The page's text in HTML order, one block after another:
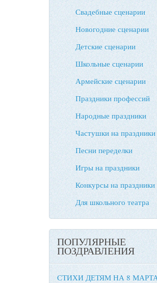
Свадебные сценарии
Новогодние сценарии
Детские сценарии
Школьные сценарии
Армейские сценарии
Праздники профессий
Народные праздники
Частушки на праздники
Песни переделки
Игры на праздники
Конкурсы на праздники
Для школьного театра
ПОПУЛЯРНЫЕ
ПОЗДРАВЛЕНИЯ
СТИХИ ДЕТЯМ НА 8 МАРТА